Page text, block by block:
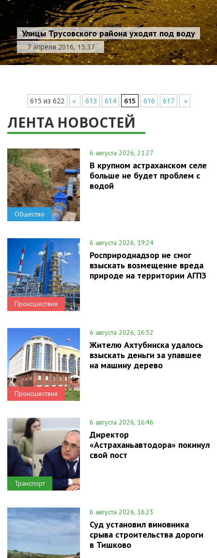
Улицы Трусовского района уходят под воду
7 апреля 2016, 15:37
615 из 622 « 613 614 615 616 617 »
ЛЕНТА НОВОСТЕЙ
Общество
6 августа 2026, 21:27
В крупном астраханском селе
больше не будет проблем с
водой
Происшествия
6 августа 2026, 19:24
Росприроднадзор не смог
взыскать возмещение вреда
природе на территории АГПЗ
Происшествия
6 августа 2026, 16:52
Жителю Ахтубинска удалось
взыскать деньги за упавшее
на машину дерево
Транспорт
6 августа 2026, 16:46
Директор
«Астраханьавтодора» покинул
свой пост
6 августа 2026, 16:23
Суд установил виновника
срыва строительства дороги
в Тишково